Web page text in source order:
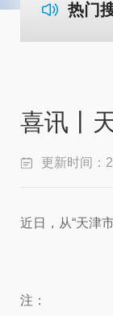
热门
喜讯丨
更新时间：
近日，从“天津
注：